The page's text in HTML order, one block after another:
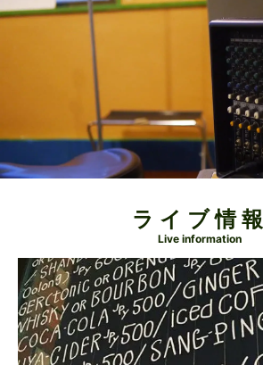
ライブ情報
Live information